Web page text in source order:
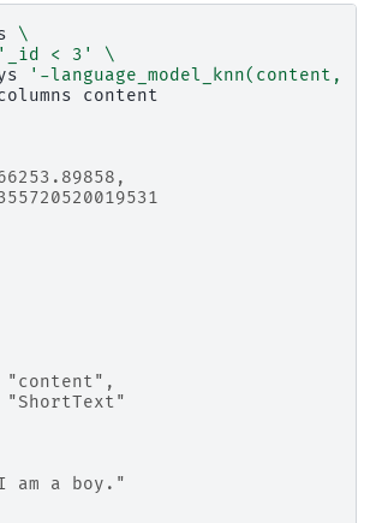
\
'_id < 3'
\
'-language_model_knn(content,
a boy."